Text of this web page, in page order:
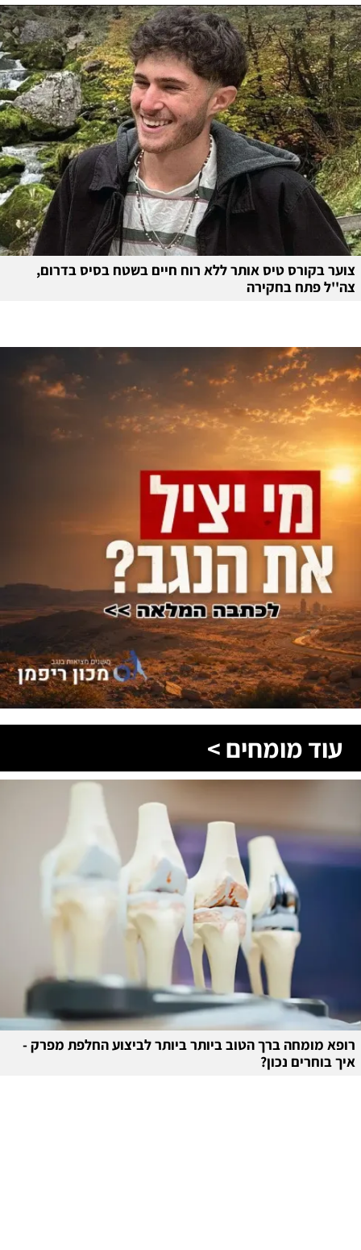
צוער בקורס טיס אותר ללא רוח חיים בשטח בסיס בדרום,
צה''ל פתח בחקירה
עוד מומחים >
רופא מומחה ברך הטוב ביותר ביותר לביצוע החלפת מפרק -
איך בוחרים נכון?